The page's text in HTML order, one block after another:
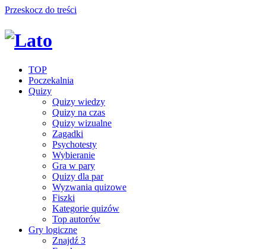
Przeskocz do treści
TOP
Poczekalnia
Quizy
Quizy wiedzy
Quizy na czas
Quizy wizualne
Zagadki
Psychotesty
Wybieranie
Gra w pary
Quizy dla par
Wyzwania quizowe
Fiszki
Kategorie quizów
Top autorów
Gry logiczne
Znajdź 3